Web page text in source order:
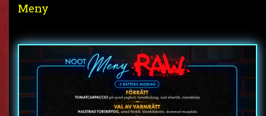
Meny